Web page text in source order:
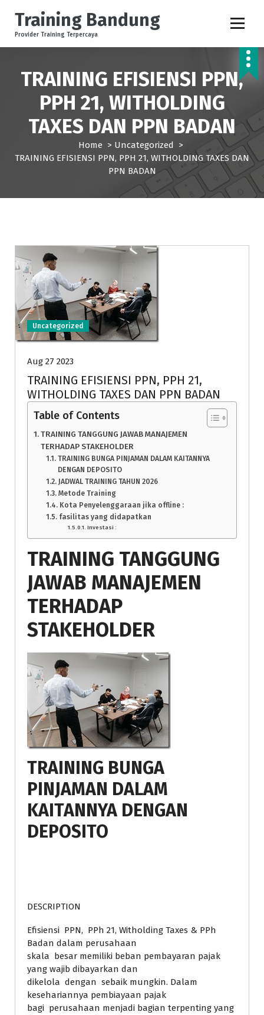
p
Training Bandung
Provider Training Terpercaya
TRAINING EFISIENSI PPN,
PPH 21, WITHOLDING
TAXES DAN PPN BADAN
Home > Uncategorized >
TRAINING EFISIENSI PPN, PPH 21, WITHOLDING TAXES DAN
PPN BADAN
Uncategorized
Aug 27 2023
TRAINING EFISIENSI PPN, PPH 21,
WITHOLDING TAXES DAN PPN BADAN
Table of Contents
TRAINING TANGGUNG JAWAB MANAJEMEN
TERHADAP STAKEHOLDER
TRAINING BUNGA PINJAMAN DALAM KAITANNYA
DENGAN DEPOSITO
JADWAL TRAINING TAHUN 2026
Metode Training
Kota Penyelenggaraan jika offline :
fasilitas yang didapatkan
Investasi :
TRAINING TANGGUNG
JAWAB MANAJEMEN
TERHADAP
STAKEHOLDER
TRAINING BUNGA
PINJAMAN DALAM
KAITANNYA DENGAN
DEPOSITO
DESCRIPTION
Efisiensi PPN, PPh 21, Witholding Taxes & PPh
Badan dalam perusahaan
skala besar memiliki beban pembayaran pajak
yang wajib dibayarkan dan
dikelola dengan sebaik mungkin. Dalam
kesehariannya pembiayaan pajak
bagi perusahaan menjadi bagian terpenting yang